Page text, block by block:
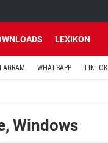
LEXIKON
WHATSAPP TIKTOK
Windows